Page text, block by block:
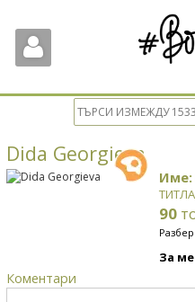
Dida Georgieva
Име:
90
За
Коментари